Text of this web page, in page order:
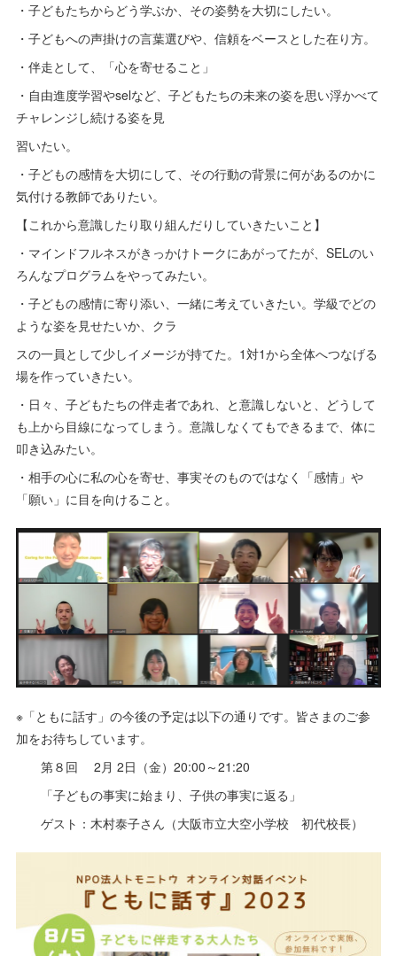
・子どもたちからどう学ぶか、その姿勢を大切にしたい。
・子どもへの声掛けの言葉選びや、信頼をベースとした在り方。
・伴走として、「心を寄せること」
・自由進度学習やselなど、子どもたちの未来の姿を思い浮かべて
チャレンジし続ける姿を見
習いたい。
・子どもの感情を大切にして、その行動の背景に何があるのかに
気付ける教師でありたい。
【これから意識したり取り組んだりしていきたいこと】
・マインドフルネスがきっかけトークにあがってたが、SELのい
ろんなプログラムをやってみたい。
・子どもの感情に寄り添い、一緒に考えていきたい。学級でどの
ような姿を見せたいか、クラ
スの一員として少しイメージが持てた。1対1から全体へつなげる
場を作っていきたい。
・日々、子どもたちの伴走者であれ、と意識しないと、どうして
も上から目線になってしまう。意識しなくてもできるまで、体に
叩き込みたい。
・相手の心に私の心を寄せ、事実そのものではなく「感情」や
「願い」に目を向けること。
※「ともに話す」の今後の予定は以下の通りです。皆さまのご参
加をお待ちしています。
第８回 2月 2日（金）20:00～21:20
「子どもの事実に始まり、子供の事実に返る」
ゲスト：木村泰子さん（大阪市立大空小学校 初代校長）